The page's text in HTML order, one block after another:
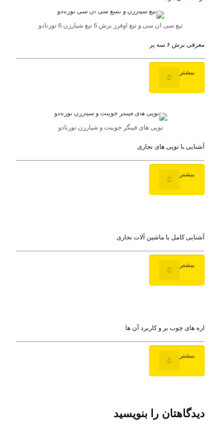
تیغ سی ان سی و تیغ اوفرز برش 6 تیغ شیارزن 6 تورنادو
معرفی برش ۶ سه پر
بیشتر
توپی های فینگر جوینت و شیارزن تورنادو
آشنایی با توپی های نجاری
بیشتر
آشنایی کامل با ماشین آلات نجاری
بیشتر
اره های چوب بر و کاربرد آن ها
بیشتر
دیدگاهتان را بنویسید